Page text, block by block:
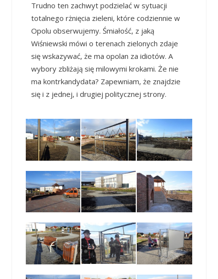
Trudno ten zachwyt podzielać w sytuacji
totalnego rżnięcia zieleni, które codziennie w
Opolu obserwujemy. Śmiałość, z jaką
Wiśniewski mówi o terenach zielonych zdaje
się wskazywać, że ma opolan za idiotów. A
wybory zbliżają się milowymi krokami. Że nie
ma kontrkandydata? Zapewniam, że znajdzie
się i z jednej, i drugiej politycznej strony.